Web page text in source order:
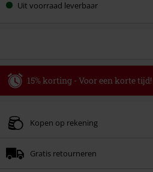
Uit voorraad leverbaar
15% korting - Voor een korte tijd!
Geldig t/m 09-08-2026
Zodra je de code hebt ingevoerd, wordt de
Kopen op rekening
Gratis retourneren